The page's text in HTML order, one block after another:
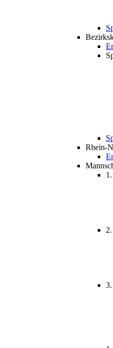
Rhein-